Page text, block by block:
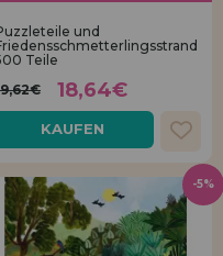
und
Teile
18,64€
KAUFEN
-5%